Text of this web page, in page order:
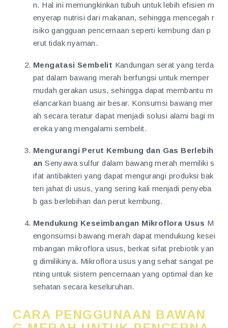
n. Hal ini memungkinkan tubuh untuk lebih efisien m
enyerap nutrisi dari makanan, sehingga mencegah r
isiko gangguan pencernaan seperti kembung dan p
erut tidak nyaman.
Mengatasi Sembelit Kandungan serat yang terda
pat dalam bawang merah berfungsi untuk memper
mudah gerakan usus, sehingga dapat membantu m
elancarkan buang air besar. Konsumsi bawang mer
ah secara teratur dapat menjadi solusi alami bagi m
ereka yang mengalami sembelit.
Mengurangi Perut Kembung dan Gas Berlebih
an Senyawa sulfur dalam bawang merah memiliki s
ifat antibakteri yang dapat mengurangi produksi bak
teri jahat di usus, yang sering kali menjadi penyeba
b gas berlebihan dan perut kembung.
Mendukung Keseimbangan Mikroflora Usus M
engonsumsi bawang merah dapat mendukung kesei
mbangan mikroflora usus, berkat sifat prebiotik yan
g dimilikinya. Mikroflora usus yang sehat sangat pe
nting untuk sistem pencernaan yang optimal dan ke
sehatan secara keseluruhan.
CARA PENGGUNAAN BAWAN